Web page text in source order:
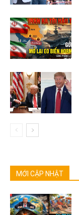
MỚI CẬP NHẬT